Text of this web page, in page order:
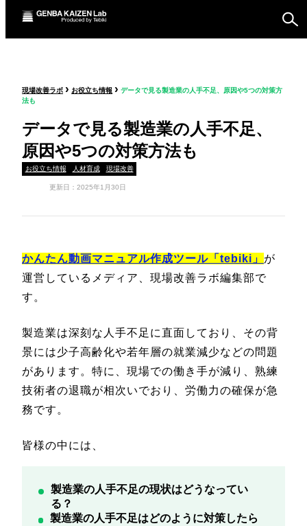
ム
現場改善ラボ › お役立ち情報 › データで見る製造業の人手不足、原因や5つの対策方
法も
データで見る製造業の人手不足、
原因や5つの対策方法も
お役立ち情報 人材育成 現場改善
更新日：2025年1月30日
かんたん動画マニュアル作成ツール「tebiki」 が
運営しているメディア、現場改善ラボ編集部で
す。
製造業は深刻な人手不足に直面しており、その背
景には少子高齢化や若年層の就業減少などの問題
があります。特に、現場での働き手が減り、熟練
技術者の退職が相次いでおり、労働力の確保が急
務です。
皆様の中には、
製造業の人手不足の現状はどうなってい
る？
製造業の人手不足はどのように対策したら